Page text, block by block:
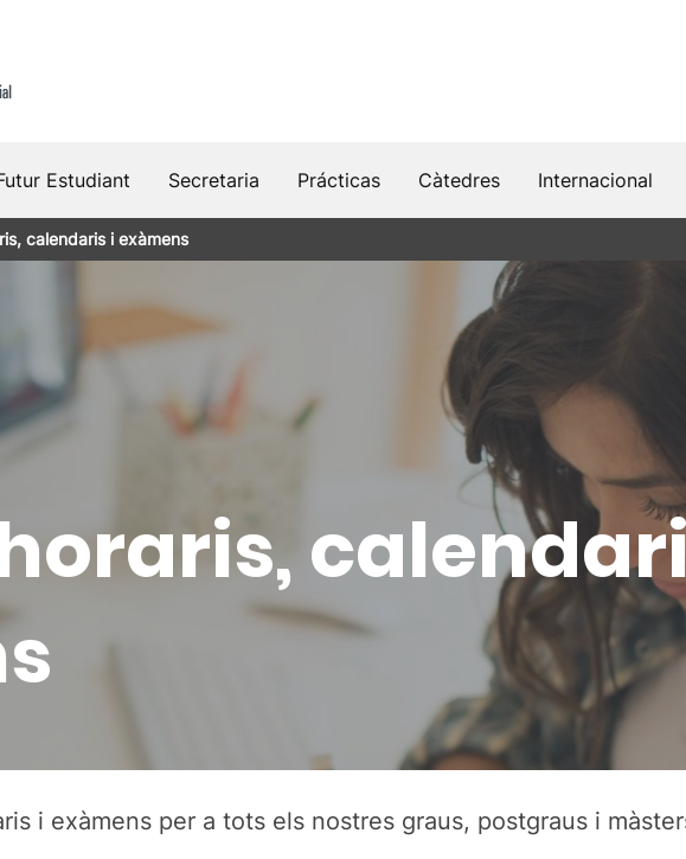
Estudiant Secretaria Prácticas Càtedres Internacional
calendaris i exàmens
i exàmens per a tots els nostres graus, postgraus i